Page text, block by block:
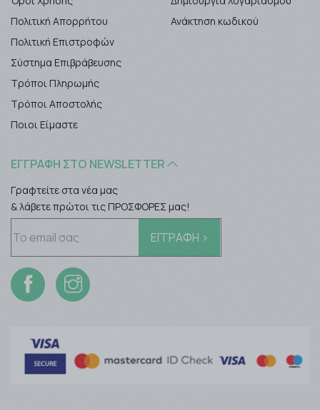
Πολιτική Απορρήτου
Πολιτική Επιστροφών
Σύστημα Επιβράβευσης
Τρόποι Πληρωμής
Τρόποι Αποστολής
Ποιοι Είμαστε
Ανάκτηση κωδικού
ΕΓΓΡΑΦΉ ΣΤΟ NEWSLETTER
Γραφτείτε στα νέα μας
& λάβετε πρώτοι τις ΠΡΟΣΦΟΡΕΣ μας!